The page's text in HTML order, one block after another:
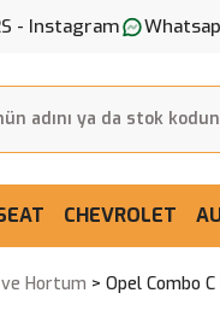
- Instagram
CHEVROLET
Hortum Opel Combo